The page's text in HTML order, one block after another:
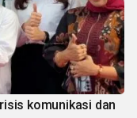
komunikasi dan